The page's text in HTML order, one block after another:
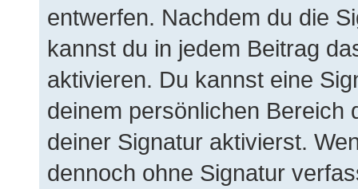
entwerfen. Nachdem du die
kannst du in jedem Beitrag
aktivieren. Du kannst eine
deinem persönlichen Bereich
deiner Signatur aktivierst.
dennoch ohne Signatur